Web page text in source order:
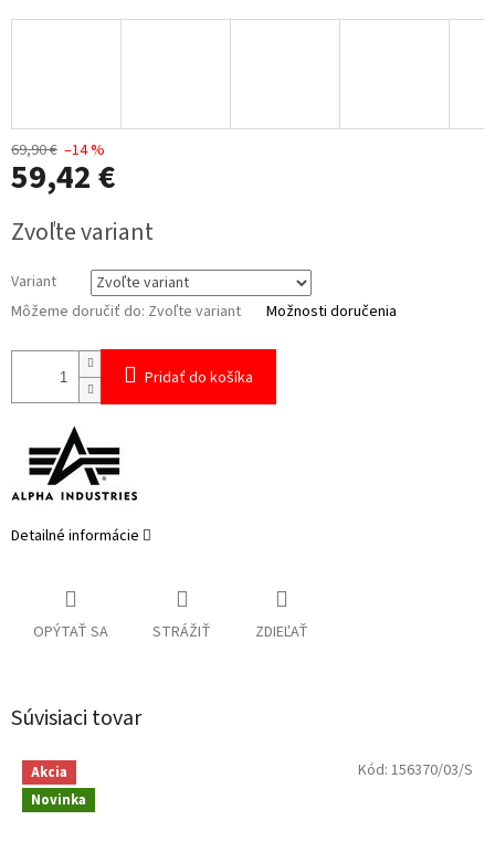
69,90 € –14 %
59,42 €
cena:
Zvoľte variant
Variant
Môžeme doručiť do: Zvoľte variant Možnosti doručenia
Pridať do košíka
Detailné informácie
OPÝTAŤ SA STRÁŽIŤ ZDIEĽAŤ
Súvisiaci tovar
Akcia
Novinka
Kód: 156370/03/S